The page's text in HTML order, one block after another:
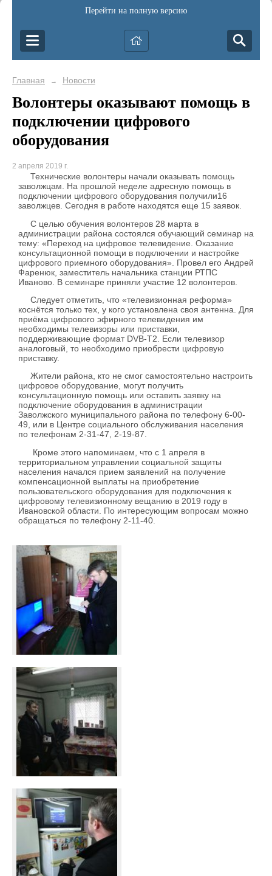
Перейти на полную версию
Главная → Новости
Волонтеры оказывают помощь в
подключении цифрового
оборудования
2 апреля 2019 г.
Технические волонтеры начали оказывать помощь
заволжцам. На прошлой неделе адресную помощь в
подключении цифрового оборудования получили16
заволжцев. Сегодня в работе находятся еще 15 заявок.
С целью обучения волонтеров 28 марта в
администрации района состоялся обучающий семинар на
тему: «Переход на цифровое телевидение. Оказание
консультационной помощи в подключении и настройке
цифрового приемного оборудования». Провел его Андрей
Фаренюк, заместитель начальника станции РТПС
Иваново. В семинаре приняли участие 12 волонтеров.
Следует отметить, что «телевизионная реформа»
коснётся только тех, у кого установлена своя антенна. Для
приёма цифрового эфирного телевидения им
необходимы телевизоры или приставки,
поддерживающие формат DVB-T2. Если телевизор
аналоговый, то необходимо приобрести цифровую
приставку.
Жители района, кто не смог самостоятельно настроить
цифровое оборудование, могут получить
консультационную помощь или оставить заявку на
подключение оборудования в администрации
Заволжского муниципального района по телефону 6-00-
49, или в Центре социального обслуживания населения
по телефонам 2-31-47, 2-19-87.
Кроме этого напоминаем, что с 1 апреля в
территориальном управлении социальной защиты
населения начался прием заявлений на получение
компенсационной выплаты на приобретение
пользовательского оборудования для подключения к
цифровому телевизионному вещанию в 2019 году в
Ивановской области. По интересующим вопросам можно
обращаться по телефону 2-11-40.